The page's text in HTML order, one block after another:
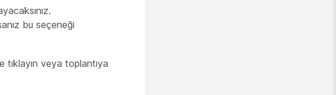
bu seçeneği
tıklayın veya toplantıya